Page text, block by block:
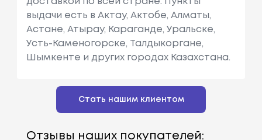
выдачи есть в Актау, Актобе, Алматы,
Астане, Атырау, Караганде, Уральске,
Усть-Каменогорске, Талдыкоргане,
Шымкенте и других городах Казахстана.
Стать нашим клиентом
Отзывы наших покупателей: